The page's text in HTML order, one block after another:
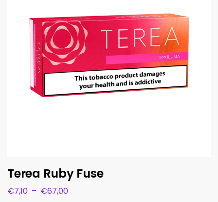
Terea Ruby Fuse
€7,10 – €67,00